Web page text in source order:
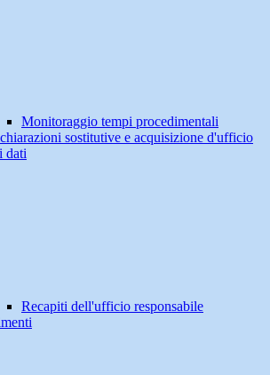
Monitoraggio tempi procedimentali
sostitutive e acquisizione d'ufficio
dati
Recapiti dell'ufficio responsabile